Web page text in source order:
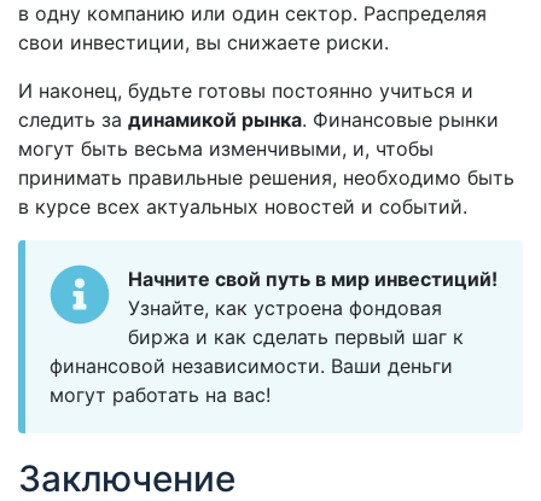
в одну компанию или один сектор. Распределяя
свои инвестиции, вы снижаете риски.
И наконец, будьте готовы постоянно учиться и
следить за динамикой рынка. Финансовые рынки
могут быть весьма изменчивыми, и, чтобы
принимать правильные решения, необходимо быть
в курсе всех актуальных новостей и событий.
Начните свой путь в мир инвестиций!
Узнайте, как устроена фондовая
биржа и как сделать первый шаг к
финансовой независимости. Ваши деньги
могут работать на вас!
Заключение